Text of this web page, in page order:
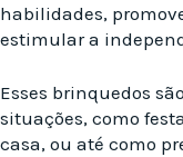
habilidades,
estimular a
Esses brinquedos
situações, como
casa, ou até como